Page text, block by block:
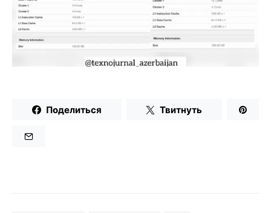
Поделиться Твитнуть